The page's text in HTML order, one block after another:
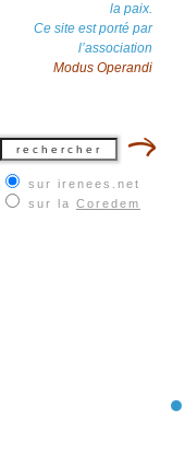
la paix.
Ce site est porté par
l’association
Modus Operandi
sur irenees.net
sur la Coredem